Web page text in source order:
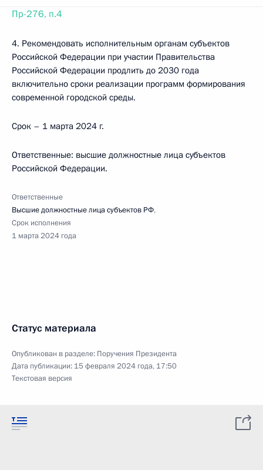
Пр-276, п.4
4. Рекомендовать исполнительным органам субъектов
Российской Федерации при участии Правительства
Российской Федерации продлить до 2030 года
включительно сроки реализации программ формирования
современной городской среды.
Срок – 1 марта 2024 г.
Ответственные: высшие должностные лица субъектов
Российской Федерации.
Ответственные
Высшие должностные лица субъектов РФ,
Срок исполнения
1 марта 2024 года
Статус материала
Опубликован в разделе: Поручения Президента
Дата публикации: 15 февраля 2024 года, 17:50
Текстовая версия